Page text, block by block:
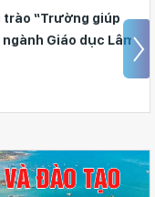
giúp
Giáo dục Lâm